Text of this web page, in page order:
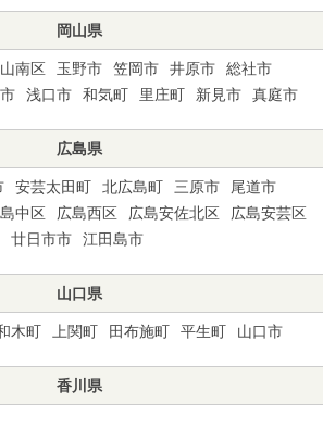
岡山県
南区 玉野市 笠岡市 井原市
総社市
浅口市 和気町 里庄町 新見市 真庭市
広島県
安芸太田町 北広島町 三原市
尾道市
中区 広島西区 広島安佐北区
広島安芸区
廿日市市 江田島市
山口県
木町 上関町 田布施町 平生町 山口市
香川県